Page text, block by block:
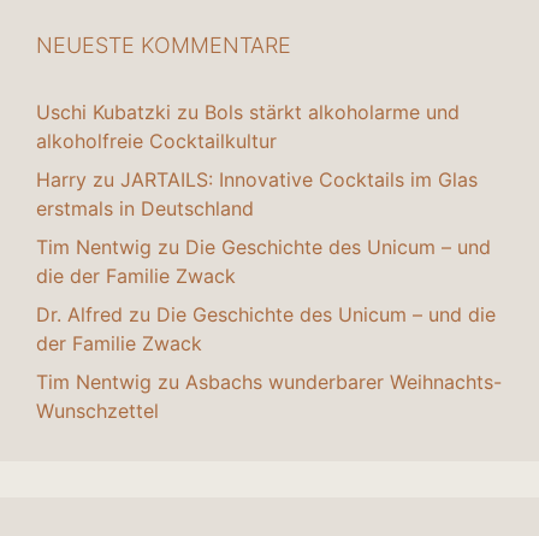
NEUESTE KOMMENTARE
Uschi Kubatzki zu Bols stärkt alkoholarme und
alkoholfreie Cocktailkultur
Harry zu JARTAILS: Innovative Cocktails im Glas
erstmals in Deutschland
Tim Nentwig zu Die Geschichte des Unicum – und
die der Familie Zwack
Dr. Alfred zu Die Geschichte des Unicum – und die
der Familie Zwack
Tim Nentwig zu Asbachs wunderbarer Weihnachts-
Wunschzettel